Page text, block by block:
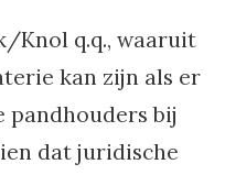
Knol q.q., waaruit
kan zijn als er
bij
dat juridische